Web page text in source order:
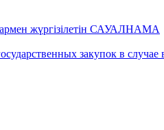
жүргізілетін САУАЛНАМА
закупок в